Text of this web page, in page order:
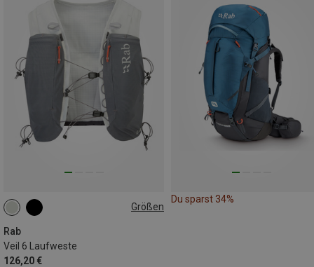
Größen
Rab
Veil 6 Laufweste
126,20 €
6L | L
Du sparst 34%